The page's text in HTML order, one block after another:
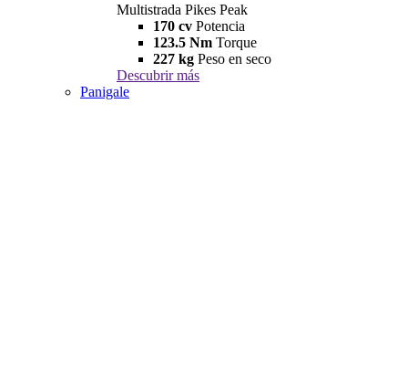
Multistrada Pikes Peak
170 cv Potencia
123.5 Nm Torque
227 kg Peso en seco
Descubrir más
Panigale